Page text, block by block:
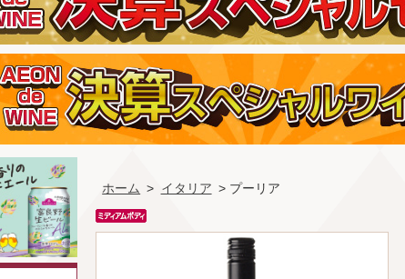
ホーム > イタリア > プーリア